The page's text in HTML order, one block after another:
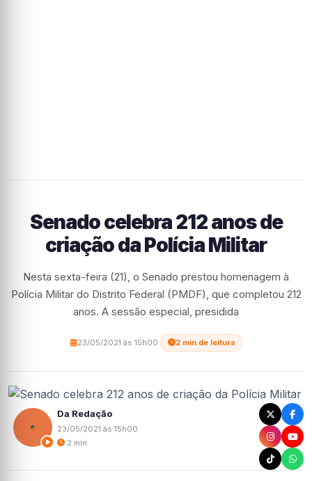
Senado celebra 212 anos de
criação da Polícia Militar
Nesta sexta-feira (21), o Senado prestou homenagem à
Polícia Militar do Distrito Federal (PMDF), que completou 212
anos. A sessão especial, presidida
23/05/2021 às 15h00 2 min de leitura
Da Redação
23/05/2021 às 15h00
2 min